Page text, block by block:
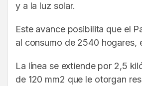
y a la luz solar.
Este avance posibilita que el
al consumo de 2540 hogares,
La línea se extiende por 2,5
de 120 mm2 que le otorgan